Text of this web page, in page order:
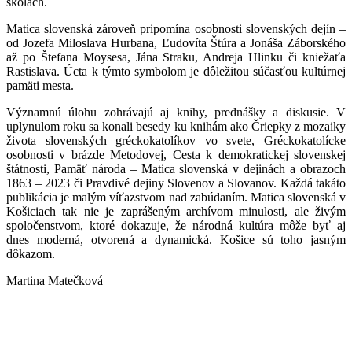
Matica slovenská zároveň pripomína osobnosti slovenských dejín –
od Jozefa Miloslava Hurbana, Ľudovíta Štúra a Jonáša Záborského
až po Štefana Moysesa, Jána Straku, Andreja Hlinku či kniežaťa
Rastislava. Úcta k týmto symbolom je dôležitou súčasťou kultúrnej
pamäti mesta.
Významnú úlohu zohrávajú aj knihy, prednášky a diskusie. V
uplynulom roku sa konali besedy ku knihám ako Čriepky z mozaiky
života slovenských gréckokatolíkov vo svete, Gréckokatolícke
osobnosti v brázde Metodovej, Cesta k demokratickej slovenskej
štátnosti, Pamäť národa – Matica slovenská v dejinách a obrazoch
1863 – 2023 či Pravdivé dejiny Slovenov a Slovanov. Každá takáto
publikácia je malým víťazstvom nad zabúdaním. Matica slovenská v
Košiciach tak nie je zaprášeným archívom minulosti, ale živým
spoločenstvom, ktoré dokazuje, že národná kultúra môže byť aj
dnes moderná, otvorená a dynamická. Košice sú toho jasným
dôkazom.
Martina Matečková